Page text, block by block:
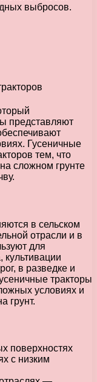
выбросов.
представляют
Гусеничные
тем, что
сложном грунте
в сельском
отрасли и в
для
культивации
в разведке и
тракторы
условиях и
грунт.
поверхностях
с низким